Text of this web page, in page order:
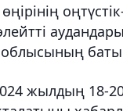
облысының
жылдың